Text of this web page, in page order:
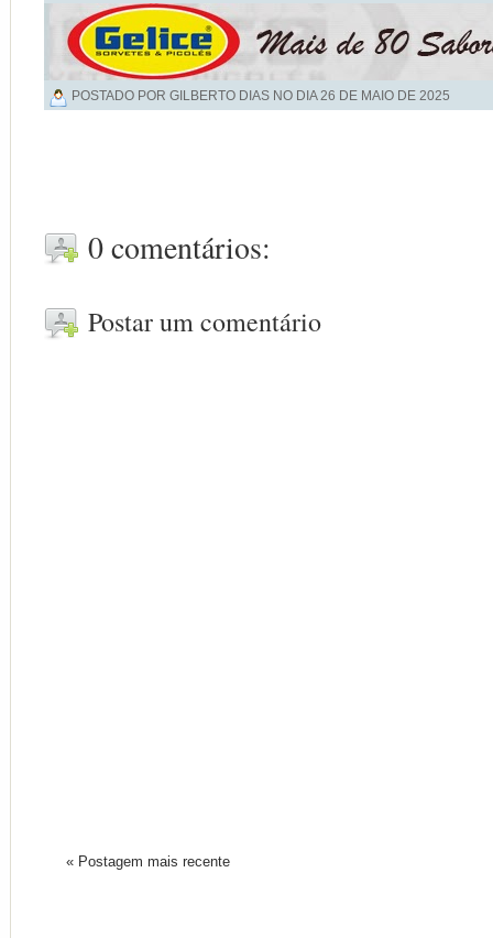
POSTADO POR GILBERTO DIAS NO DIA26 DE MAIO DE 2025
0 comentários:
Postar um comentário
« Postagem mais recente